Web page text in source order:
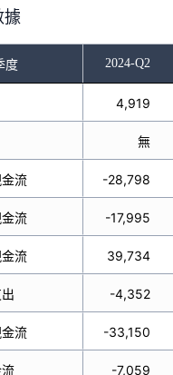
據
度
Q1 2024-Q2
流
流
流
流
4,919
無
-28,798
-17,995
39,734
-4,352
-33,150
-7,059